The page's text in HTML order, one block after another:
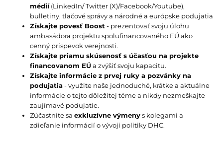
médií(LinkedIn/ Twitter (X)/Facebook/Youtube),
bulletiny, tlačové správy a národné a európske podujatia
Získajte povesť Boost - prezentovať svoju úlohu
ambasádora projektu spolufinancovaného EÚ ako
cenný príspevok verejnosti.
Získajte priamu skúsenosť s účasťou na projekte
financovanom EÚa zvýšiť svoju kapacitu.
Získajte informácie z prvej ruky a pozvánky na
podujatia- využite naše jednoduché, krátke a aktuálne
informácie o tejto dôležitej téme a nikdy nezmeškajte
zaujímavé podujatie.
Zúčastnite sa exkluzívne výmenys kolegami a
zdieľanie informácií o vývoji politiky DHC.